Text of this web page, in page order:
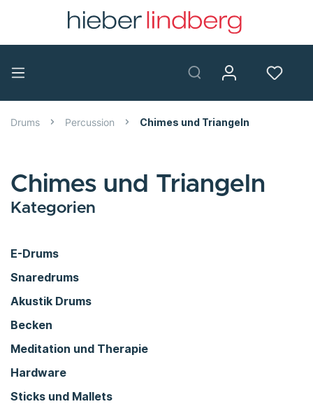
Drums Percussion Chimes und Triangeln
Chimes und Triangeln
Kategorien
E-Drums
Snaredrums
Akustik Drums
Becken
Meditation und Therapie
Hardware
Sticks und Mallets